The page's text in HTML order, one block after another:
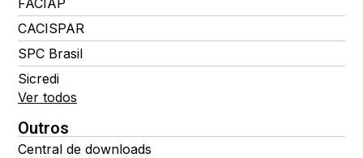
CACISPAR
SPC Brasil
Sicredi
Ver todos
Outros
Central de downloads